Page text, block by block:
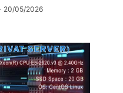
20/05/2026